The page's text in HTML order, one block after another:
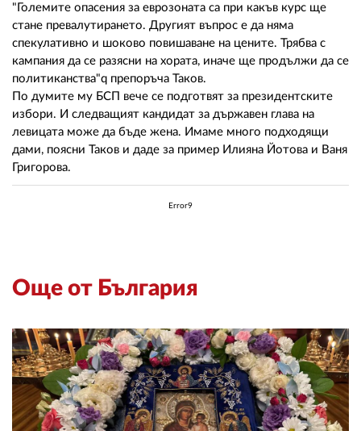
"Големите опасения за еврозоната са при какъв курс ще
стане превалутирането. Другият въпрос е да няма
спекулативно и шоково повишаване на цените. Трябва с
кампания да се разясни на хората, иначе ще продължи да се
политиканства"q препоръча Таков.
По думите му БСП вече се подготвят за президентските
избори. И следващият кандидат за държавен глава на
левицата може да бъде жена. Имаме много подходящи
дами, поясни Таков и даде за пример Илияна Йотова и Ваня
Григорова.
Error9
Още от България